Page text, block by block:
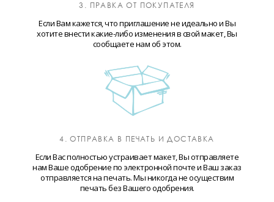
3. ПРАВКА ОТ ПОКУПАТЕЛЯ
Если Вам кажется, что приглашение не идеально и Вы
хотите внести какие-либо изменения в свой макет, Вы
сообщаете нам об этом.
4. ОТПРАВКА В ПЕЧАТЬ И ДОСТАВКА
Если Вас полностью устраивает макет, Вы отправляете
нам Ваше одобрение по электронной почте и Ваш заказ
отправляется на печать. Мы никогда не осуществим
печать без Вашего одобрения.